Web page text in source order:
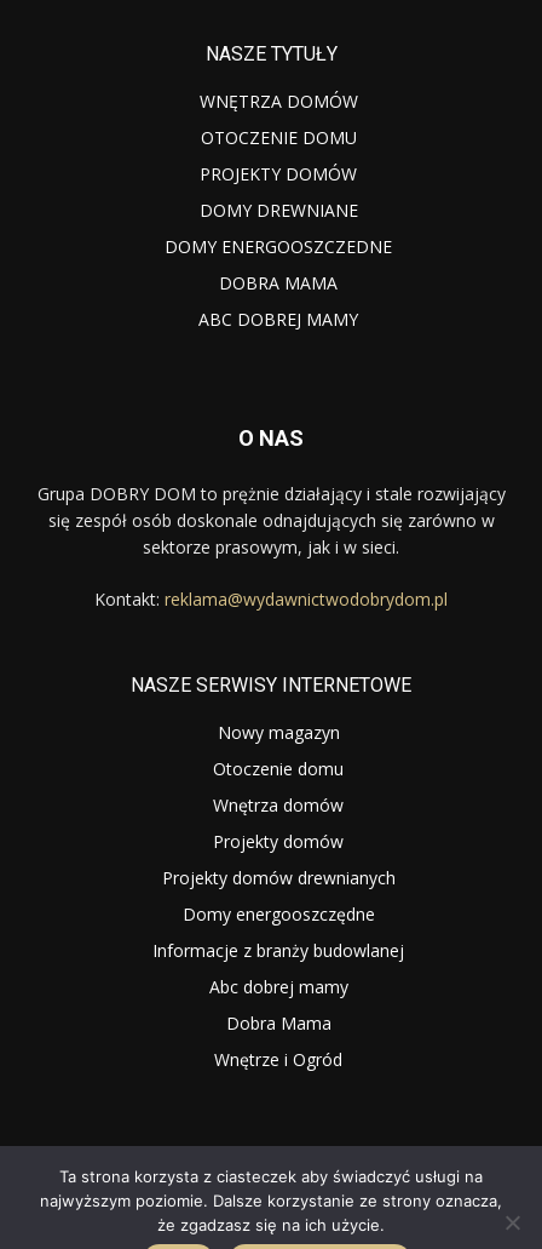
NASZE TYTUŁY
WNĘTRZA DOMÓW
OTOCZENIE DOMU
PROJEKTY DOMÓW
DOMY DREWNIANE
DOMY ENERGOOSZCZEDNE
DOBRA MAMA
ABC DOBREJ MAMY
O NAS
Grupa DOBRY DOM to prężnie działający i stale rozwijający
się zespół osób doskonale odnajdujących się zarówno w
sektorze prasowym, jak i w sieci.
Kontakt: reklama@wydawnictwodobrydom.pl
NASZE SERWISY INTERNETOWE
Nowy magazyn
Otoczenie domu
Wnętrza domów
Projekty domów
Projekty domów drewnianych
Domy energooszczędne
Informacje z branży budowlanej
Abc dobrej mamy
Dobra Mama
Wnętrze i Ogród
2025 NOWYMAGAZYN.PL
Ta strona korzysta z ciasteczek aby świadczyć usługi na
najwyższym poziomie. Dalsze korzystanie ze strony oznacza,
że zgadzasz się na ich użycie.